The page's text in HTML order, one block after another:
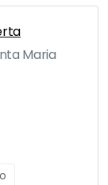
Maria